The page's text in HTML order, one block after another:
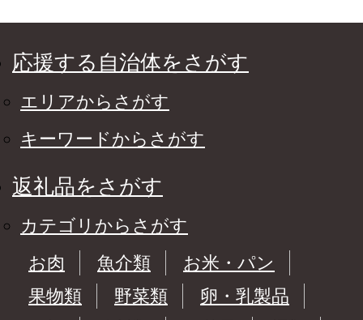
応援する自治体をさがす
エリアからさがす
キーワードからさがす
返礼品をさがす
カテゴリからさがす
お肉
魚介類
お米・パン
果物類
野菜類
卵・乳製品